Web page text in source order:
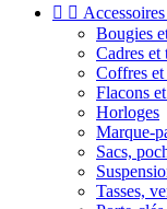
 
Bougies
Cadres et
Coffres et
Flacons
Horloges
Marque-
Sacs,
Tasses,